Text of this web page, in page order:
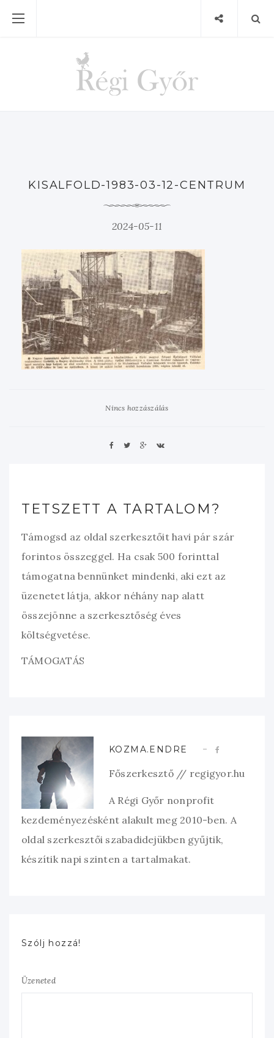
KISALFOLD-1983-03-12-CENTRUM
2024-05-11
Nincs hozzászálás
TETSZETT A TARTALOM?
Támogsd az oldal szerkesztőit havi pár szár
forintos összeggel. Ha csak 500 forinttal
támogatna bennünket mindenki, aki ezt az
üzenetet látja, akkor néhány nap alatt
összejönne a szerkesztőség éves
költségvetése.
TÁMOGATÁS
KOZMA.ENDRE
Főszerkesztő // regigyor.hu
A Régi Győr nonprofit
kezdeményezésként alakult meg 2010-ben. A
oldal szerkesztői szabadidejükben gyűjtik,
készítik napi szinten a tartalmakat.
Szólj hozzá!
Üzeneted